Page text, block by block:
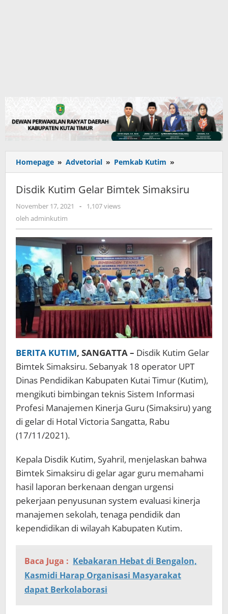
Homepage » Advetorial » Pemkab Kutim »
Kutim
Bimtek
Disdik Kutim Gelar Bimtek Simaksiru
November 17, 2021
oleh
-
1,107 views
oleh adminkutim
BERITA KUTIM, SANGATTA – Disdik Kutim Gelar
Bimtek Simaksiru. Sebanyak 18 operator UPT
Dinas Pendidikan Kabupaten Kutai Timur (Kutim),
mengikuti bimbingan teknis Sistem Informasi
Profesi Manajemen Kinerja Guru (Simaksiru) yang
di gelar di Hotal Victoria Sangatta, Rabu
(17/11/2021).
Kepala Disdik Kutim, Syahril, menjelaskan bahwa
Bimtek Simaksiru di gelar agar guru memahami
hasil laporan berkenaan dengan urgensi
pekerjaan penyusunan system evaluasi kinerja
manajemen sekolah, tenaga pendidik dan
kependidikan di wilayah Kabupaten Kutim.
Baca Juga : Kebakaran Hebat di Bengalon,
Kasmidi Harap Organisasi Masyarakat
dapat Berkolaborasi